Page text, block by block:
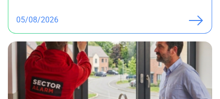
05/08/2026